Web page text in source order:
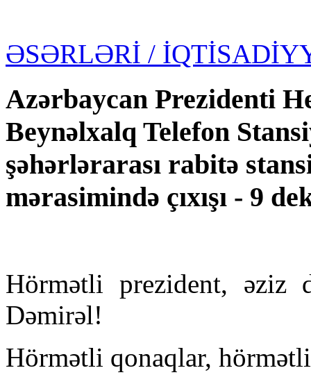
ƏSƏRLƏRİ /
Azərbaycan Prezidenti
Beynəlxalq Telefon
şəhərlərarası rabitə
mərasimində çıxışı - 9
Hörmətli prezident, əziz
Dəmirəl!
Hörmətli qonaqlar,